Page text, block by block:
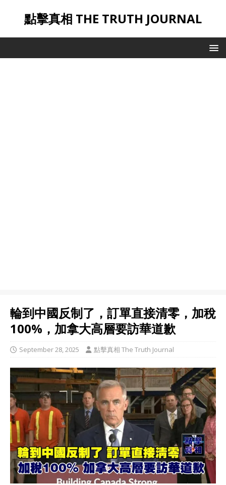
點擊真相 THE TRUTH JOURNAL
輪到中國反制了，訂單直接清零，加稅
100%，加拿大高層要訪華道歉
September 28, 2025 點擊真相 The Truth Journal